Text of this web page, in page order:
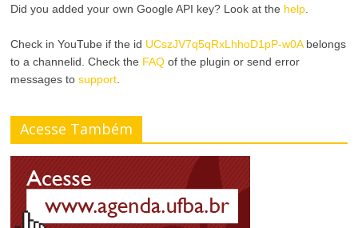
Did you added your own Google API key? Look at the help
Check in YouTube if the id UCszJV7q5qRxLhhoD1pP-w0Abelongs
to a channelid. Check the FAQ of the plugin or send error
messages tosupport
Acesse Também